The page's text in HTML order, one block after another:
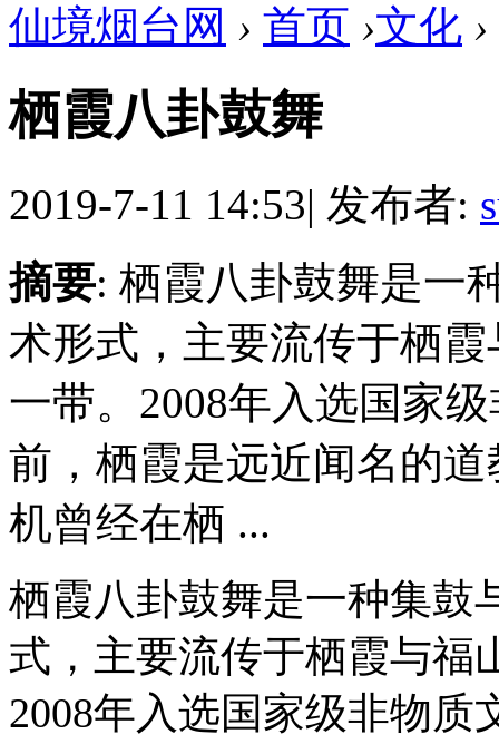
仙境烟台网 › 首页 ›文化 ›
栖霞八卦鼓舞
2019-7-11 14:53| 发布者:
摘要: 栖霞八卦鼓舞是一
术形式，主要流传于栖
一带。2008年入选国家
前，栖霞是远近闻名的
机曾经在栖 ...
栖霞八卦鼓舞是一种集鼓
式，主要流传于栖霞与福
2008年入选国家级非物质